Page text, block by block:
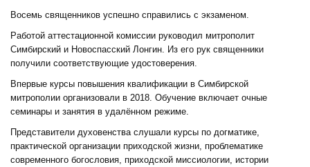
Восемь священников успешно справились с экзаменом.
Работой аттестационной комиссии руководил митрополит
Симбирский и Новоспасский Лонгин. Из его рук священники
получили соответствующие удостоверения.
Впервые курсы повышения квалификации в Симбирской
митрополии организовали в 2018. Обучение включает очные
семинары и занятия в удалённом режиме.
Представители духовенства слушали курсы по догматике,
практической организации приходской жизни, проблематике
современного богословия, приходской миссиологии, истории